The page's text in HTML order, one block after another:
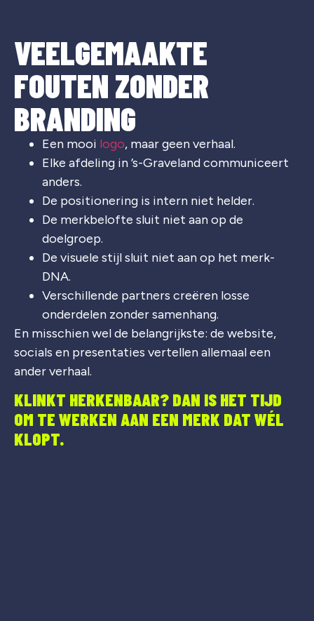
VEELGEMAAKTE
FOUTEN ZONDER
BRANDING
Een mooi logo, maar geen verhaal.
Elke afdeling in ’s-Graveland communiceert
anders.
De positionering is intern niet helder.
De merkbelofte sluit niet aan op de
doelgroep.
De visuele stijl sluit niet aan op het merk-
DNA.
Verschillende partners creëren losse
onderdelen zonder samenhang.
En misschien wel de belangrijkste: de website,
socials en presentaties vertellen allemaal een
ander verhaal.
KLINKT HERKENBAAR? DAN IS HET TIJD
OM TE WERKEN AAN EEN MERK DAT WÉL
KLOPT.